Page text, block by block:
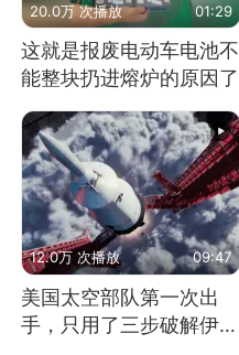
20.0万 次播放 01:29
这就是报废电动车电池不
能整块扔进熔炉的原因了
12.0万 次播放 09:47
美国太空部队第一次出
手，只用了三步破解伊朗